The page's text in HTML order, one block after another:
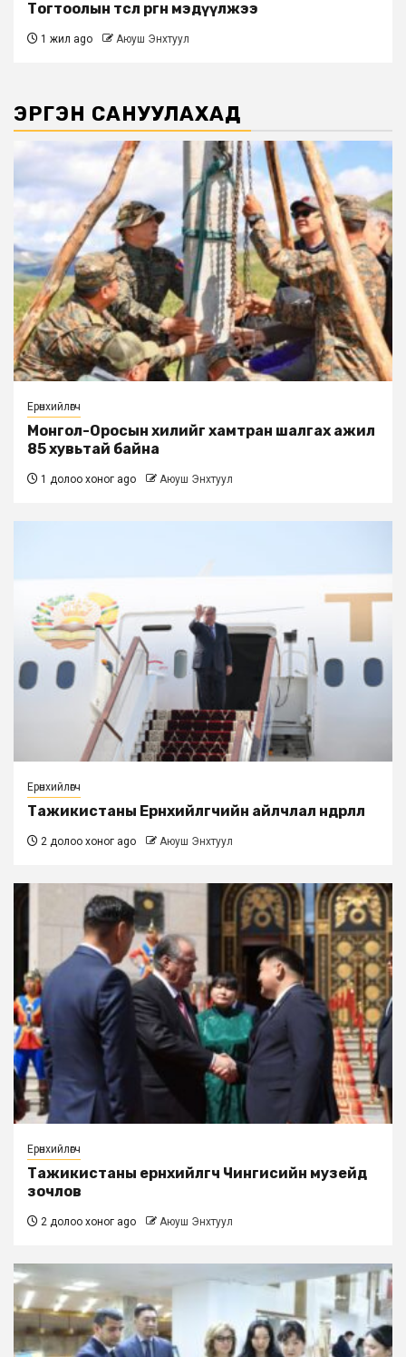
Тогтоолын төсөл өргөн мэдүүлжээ
1 жил ago Аюуш Энхтуул
ЭРГЭН САНУУЛАХАД
Ерөнхийлөгч
Монгол-Оросын хилийг хамтран шалгах ажил
85 хувьтай байна
1 долоо хоног ago Аюуш Энхтуул
Ерөнхийлөгч
Тажикистаны Ерөнхийлөгчийн айлчлал өндөрлөлөө
2 долоо хоног ago Аюуш Энхтуул
Ерөнхийлөгч
Тажикистаны ерөнхийлөгч Чингисийн музейд
зочлов
2 долоо хоног ago Аюуш Энхтуул